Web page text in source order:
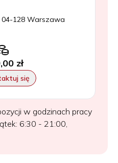
04-128 Warszawa
zł
się
w godzinach pracy
6:30 - 21:00,